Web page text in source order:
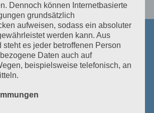
Mail:office@polz.at
Dennoch können Internetbasierte
grundsätzlich
aufweisen, sodass ein absoluter
werden kann. Aus
steht es jeder betroffenen Person
Daten auch auf
beispielsweise telefonisch, an